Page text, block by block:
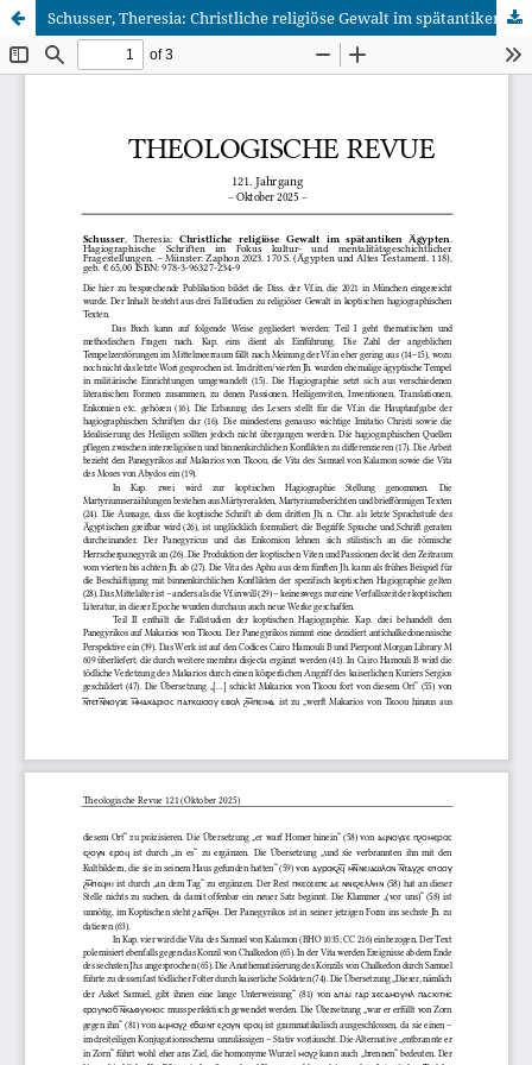
Schusser, Theresia: Christliche religiöse Gewalt im spätantiken Ägypten. Hagiographische Schriften im Fokus kultur- und mentalitätsgeschichtlicher Fragestellungen